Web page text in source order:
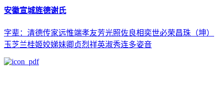
安徽宣城旌德谢氏
字辈：清德传家远惟端孝友芳光照佐良相奕世必荣昌珠（坤）
玉芝兰桂姬姣娣妹卿贞烈祥英淑秀连多姿音